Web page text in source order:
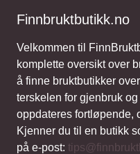
Finnbruktbutikk.no
Velkommen til
komplette oversikt over
å finne bruktbutikker
terskelen for gjenbruk
oppdateres fortløpende,
Kjenner du til en butikk
på e-post: